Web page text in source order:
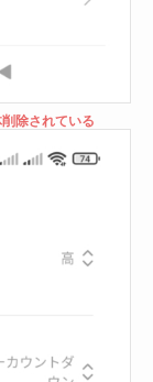
除されている